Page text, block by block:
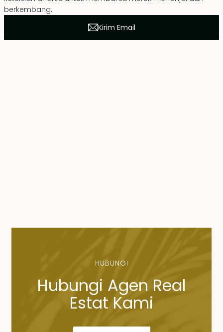
berkembang.
Kirim Email
HUBUNGI
Hubungi Agen Real
Estat Kami